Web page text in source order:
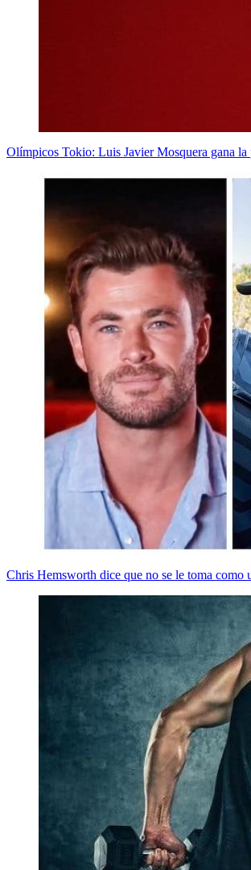
Olímpicos Tokio: Luis Javier Mosquera gana la
Chris Hemsworth dice que no se le toma